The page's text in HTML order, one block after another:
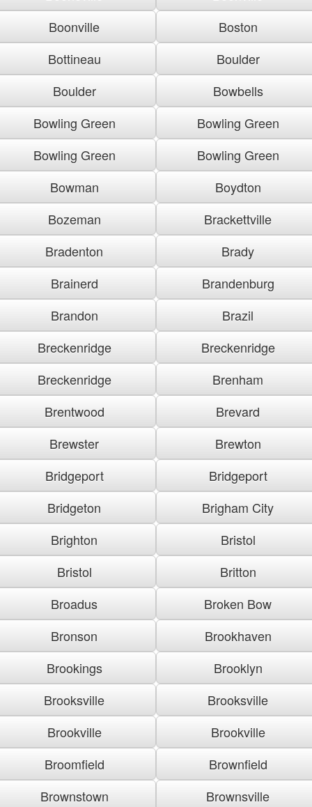
Boonville
Boston
Bottineau
Boulder
Boulder
Bowbells
Bowling Green
Bowling Green
Bowling Green
Bowling Green
Bowman
Boydton
Bozeman
Brackettville
Bradenton
Brady
Brainerd
Brandenburg
Brandon
Brazil
Breckenridge
Breckenridge
Breckenridge
Brenham
Brentwood
Brevard
Brewster
Brewton
Bridgeport
Bridgeport
Bridgeton
Brigham City
Brighton
Bristol
Bristol
Britton
Broadus
Broken Bow
Bronson
Brookhaven
Brookings
Brooklyn
Brooksville
Brooksville
Brookville
Brookville
Broomfield
Brownfield
Brownstown
Brownsville